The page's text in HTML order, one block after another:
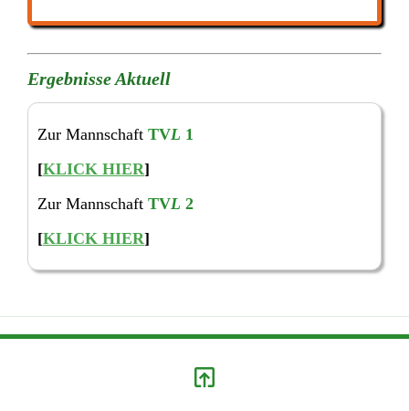
Ergebnisse Aktuell
Zur Mannschaft TVL 1
[KLICK HIER]
Zur Mannschaft TVL 2
[KLICK HIER]